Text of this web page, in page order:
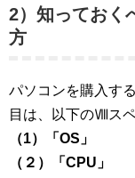
2）知っておく
方
パソコンを購入す
目は、以下のⅧスペ
（1）「OS」
（２）「CPU」